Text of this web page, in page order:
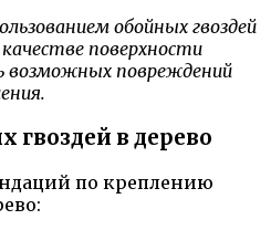
обойных гвоздей
поверхности
повреждений
гвоздей в дерево
по креплению